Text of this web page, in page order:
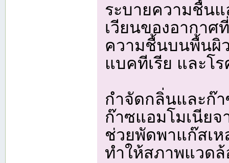
ระบายความชื้นแ
เวียนของอากาศ
ความชื้นบนพื้นผิ
แบคทีเรีย และโ
กำจัดกลิ่นและก๊
ก๊าซแอมโมเนีย
ช่วยพัดพาแก๊สเห
ทำให้สภาพแวด